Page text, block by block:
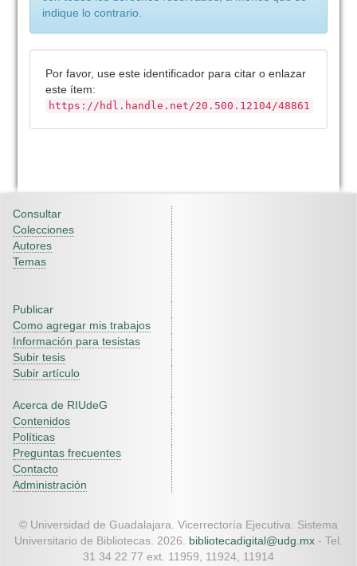
indique lo contrario.
Por favor, use este identificador para citar o enlazar
este ítem:
https://hdl.handle.net/20.500.12104/48861
Consultar
Colecciones
Autores
Temas
Publicar
Como agregar mis trabajos
Información para tesistas
Subir tesis
Subir artículo
Acerca de RIUdeG
Contenidos
Políticas
Preguntas frecuentes
Contacto
Administración
© Universidad de Guadalajara. Vicerrectoría Ejecutiva. Sistema
Universitario de Bibliotecas. 2026. bibliotecadigital@udg.mx - Tel.
31 34 22 77 ext. 11959, 11924, 11914